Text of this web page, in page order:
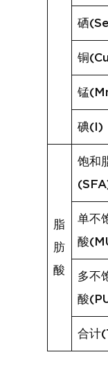
硒
铜
锰
碘(I)
脂
肪
酸
饱和
单不
酸
多不
酸
合计